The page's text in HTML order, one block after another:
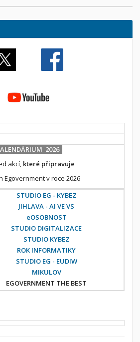
2026
akcí, které připravuje
Egovernment v roce 2026
STUDIO EG - KYBEZ
JIHLAVA - AI VE VS
eOSOBNOST
STUDIO DIGITALIZACE
STUDIO KYBEZ
ROK INFORMATIKY
STUDIO EG - EUDIW
MIKULOV
EGOVERNMENT THE BEST